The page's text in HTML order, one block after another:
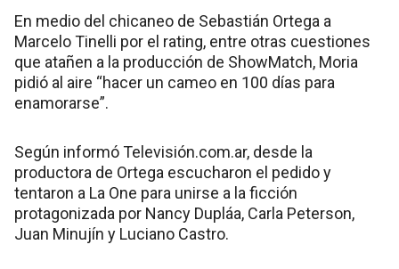
En medio del chicaneo de Sebastián Ortega a
Marcelo Tinelli por el rating, entre otras cuestiones
que atañen a la producción de ShowMatch, Moria
pidió al aire “hacer un cameo en 100 días para
enamorarse”.
Según informó Televisión.com.ar, desde la
productora de Ortega escucharon el pedido y
tentaron a La One para unirse a la ficción
protagonizada por Nancy Dupláa, Carla Peterson,
Juan Minujín y Luciano Castro.